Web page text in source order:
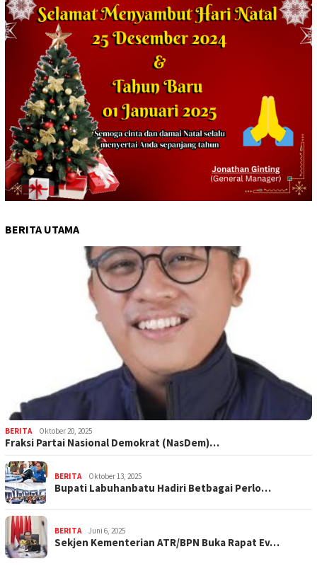
BERITA UTAMA
BERITA Oktober 20, 2025
Fraksi Partai Nasional Demokrat (NasDem)…
BERITA Oktober 13, 2025
Bupati Labuhanbatu Hadiri Betbagai Perlo…
BERITA Juni 6, 2025
Sekjen Kementerian ATR/BPN Buka Rapat Ev…